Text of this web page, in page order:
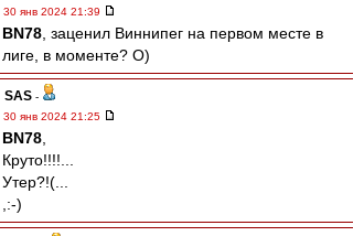
30 янв 2024 21:39
BN78 , заценил Виннипег на первом месте в
лиге, в моменте? О)
SAS -
30 янв 2024 21:25
BN78
Круто!!!!...
Утер?!(...
,:-)